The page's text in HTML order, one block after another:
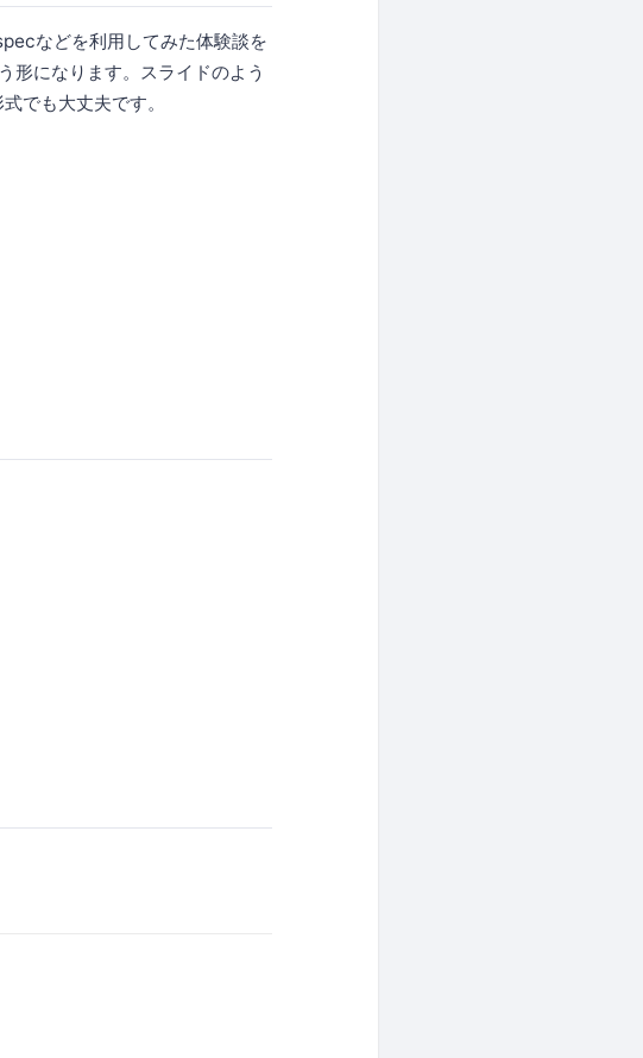
などを利用してみた体験談を
形になります。スライドのよう
でも大丈夫です。